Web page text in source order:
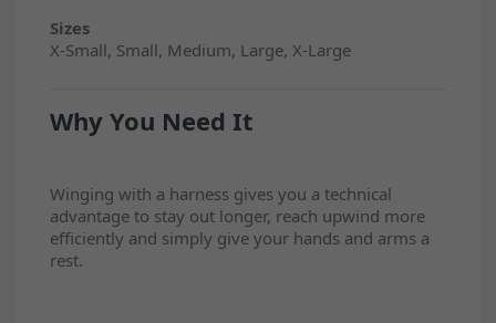
Sizes
X-Small, Small, Medium, Large, X-Large
Why You Need It
Winging with a harness gives you a technical
advantage to stay out longer, reach upwind more
efficiently and simply give your hands and arms a
rest.